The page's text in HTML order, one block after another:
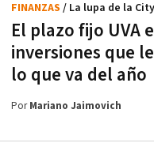
El plazo fijo UVA
inversiones que
lo que va del año
FINANZAS / La lupa de la City
PorMariano Jaimovich